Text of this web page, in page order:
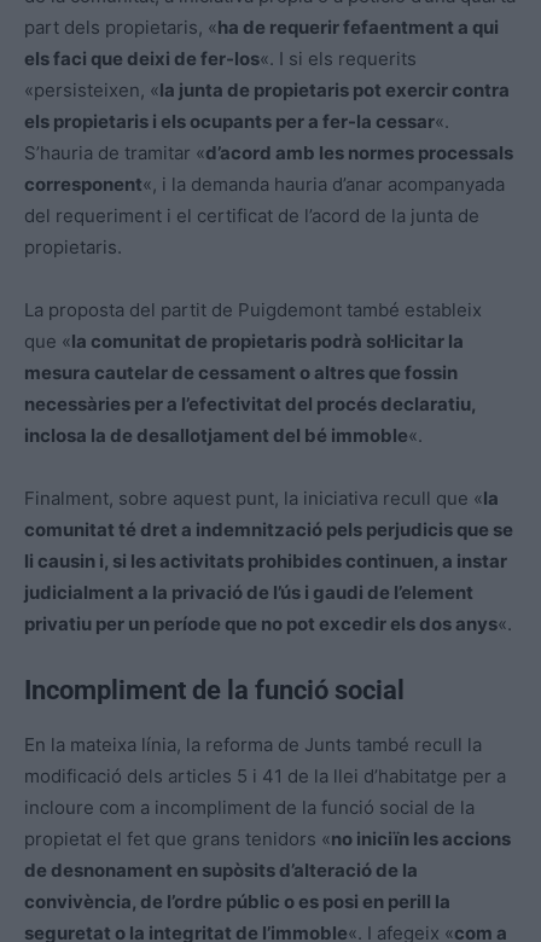
part dels propietaris, «ha de requerir fefaentment a qui
els faci que deixi de fer-los«. I si els requerits
«persisteixen, «la junta de propietaris pot exercir contra
els propietaris i els ocupants per a fer-la cessar«.
S’hauria de tramitar «d’acord amb les normes processals
corresponent«, i la demanda hauria d’anar acompanyada
del requeriment i el certificat de l’acord de la junta de
propietaris.
La proposta del partit de Puigdemont també estableix
que «la comunitat de propietaris podrà sol·licitar la
mesura cautelar de cessament o altres que fossin
necessàries per a l’efectivitat del procés declaratiu,
inclosa la de desallotjament del bé immoble«.
Finalment, sobre aquest punt, la iniciativa recull que «la
comunitat té dret a indemnització pels perjudicis que se
li causin i, si les activitats prohibides continuen, a instar
judicialment a la privació de l’ús i gaudi de l’element
privatiu per un període que no pot excedir els dos anys«.
Incompliment de la funció social
En la mateixa línia, la reforma de Junts també recull la
modificació dels articles 5 i 41 de la llei d’habitatge per a
incloure com a incompliment de la funció social de la
propietat el fet que grans tenidors «no iniciïn les accions
de desnonament en supòsits d’alteració de la
convivència, de l’ordre públic o es posi en perill la
seguretat o la integritat de l’immoble«. I afegeix «com a